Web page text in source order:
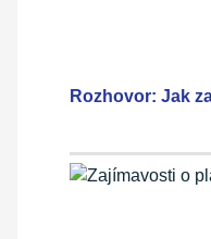
Rozhovor: Jak